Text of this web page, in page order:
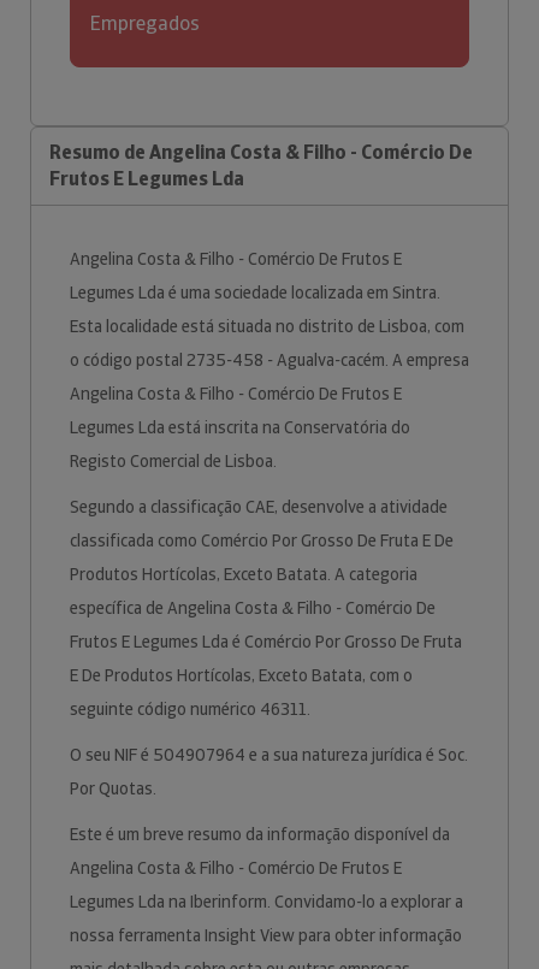
Empregados
Resumo de Angelina Costa & Filho - Comércio De
Frutos E Legumes Lda
Angelina Costa & Filho - Comércio De Frutos E
Legumes Lda é uma sociedade localizada em Sintra.
Esta localidade está situada no distrito de Lisboa, com
o código postal 2735-458 - Agualva-cacém. A empresa
Angelina Costa & Filho - Comércio De Frutos E
Legumes Lda está inscrita na Conservatória do
Registo Comercial de Lisboa.
Segundo a classificação CAE, desenvolve a atividade
classificada como Comércio Por Grosso De Fruta E De
Produtos Hortícolas, Exceto Batata. A categoria
específica de Angelina Costa & Filho - Comércio De
Frutos E Legumes Lda é Comércio Por Grosso De Fruta
E De Produtos Hortícolas, Exceto Batata, com o
seguinte código numérico 46311.
O seu NIF é 504907964 e a sua natureza jurídica é Soc.
Por Quotas.
Este é um breve resumo da informação disponível da
Angelina Costa & Filho - Comércio De Frutos E
Legumes Lda na Iberinform. Convidamo-lo a explorar a
nossa ferramenta Insight View para obter informação